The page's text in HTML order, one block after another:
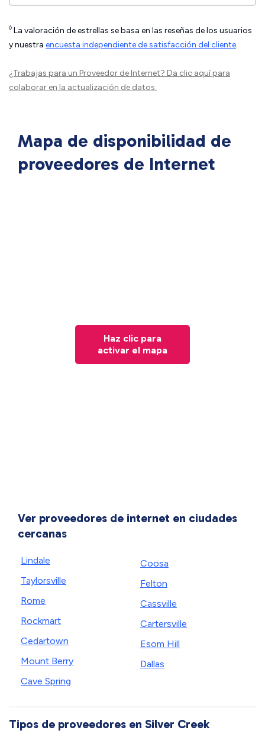
◊ La valoración de estrellas se basa en las reseñas de los usuarios
y nuestra encuesta independiente de satisfacción del cliente.
¿Trabajas para un Proveedor de Internet? Da clic aquípara
colaborar en la actualización de datos.
Mapa de disponibilidad de
proveedores de Internet
Haz clic para
activar el mapa
Ver proveedores de internet en ciudades
cercanas
Lindale
Taylorsville
Rome
Rockmart
Cedartown
Mount Berry
Cave Spring
Coosa
Felton
Cassville
Cartersville
Esom Hill
Dallas
Tipos de proveedores en Silver Creek